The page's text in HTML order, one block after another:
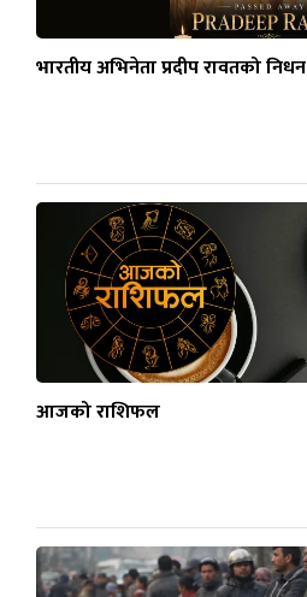
भारतीय अभिनेता प्रदीप रावतको निधन
आजको राशिफल